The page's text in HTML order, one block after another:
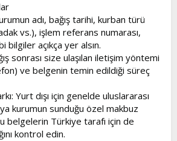
adı, bağış tarihi, kurban türü
vs.), işlem referans numarası,
bilgiler açıkça yer alsın.
sonrası size ulaşılan iletişim yöntemi
ve belgenin temin edildiği süreç
Yurt dışı için genelde uluslararası
kurumun sunduğu özel makbuz
belgelerin Türkiye tarafı için de
kontrol edin.